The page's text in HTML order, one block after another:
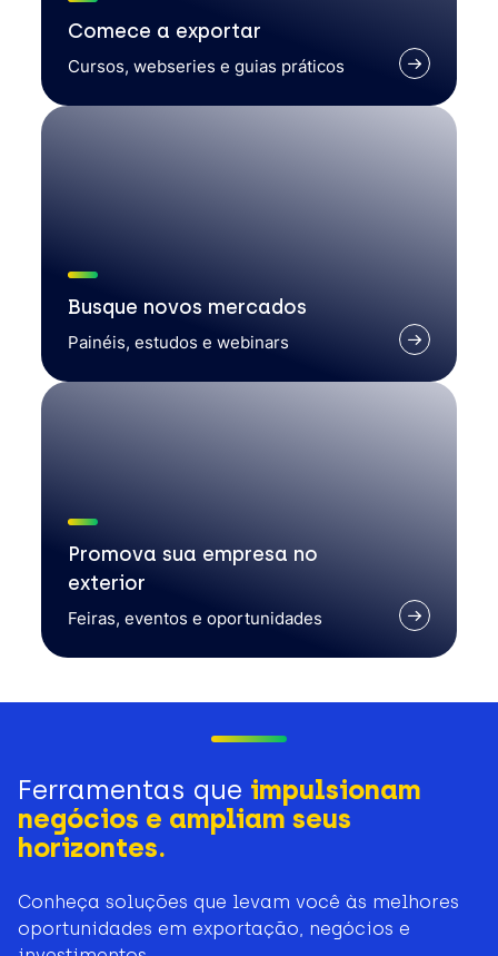
Comece a exportar
Cursos, webseries e guias práticos
Busque novos mercados
Painéis, estudos e webinars
Promova sua empresa no
exterior
Feiras, eventos e oportunidades
Ferramentas que impulsionam
negócios e ampliam seus
horizontes.
Conheça soluções que levam você às melhores
oportunidades em exportação, negócios e